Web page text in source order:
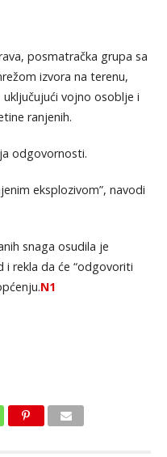
posmatračka grupa sa
izvora na terenu,
vojno osoblje i
ranjenih.
odgovornosti.
eksplozivom”, navodi
snaga osudila je
i rekla da će “odgovoriti
N1